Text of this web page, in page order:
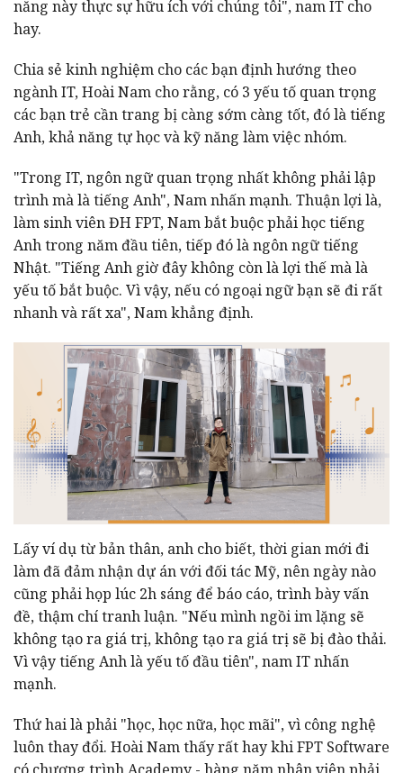
năng này thực sự hữu ích với chúng tôi", nam IT cho
hay.
Chia sẻ kinh nghiệm cho các bạn định hướng theo
ngành IT, Hoài Nam cho rằng, có 3 yếu tố quan trọng
các bạn trẻ cần trang bị càng sớm càng tốt, đó là tiếng
Anh, khả năng tự học và kỹ năng làm việc nhóm.
"Trong IT, ngôn ngữ quan trọng nhất không phải lập
trình mà là tiếng Anh", Nam nhấn mạnh. Thuận lợi là,
làm sinh viên ĐH FPT, Nam bắt buộc phải học tiếng
Anh trong năm đầu tiên, tiếp đó là ngôn ngữ tiếng
Nhật. "Tiếng Anh giờ đây không còn là lợi thế mà là
yếu tố bắt buộc. Vì vậy, nếu có ngoại ngữ bạn sẽ đi rất
nhanh và rất xa", Nam khẳng định.
Lấy ví dụ từ bản thân, anh cho biết, thời gian mới đi
làm đã đảm nhận dự án với đối tác Mỹ, nên ngày nào
cũng phải họp lúc 2h sáng để báo cáo, trình bày vấn
đề, thậm chí tranh luận. "Nếu mình ngồi im lặng sẽ
không tạo ra giá trị, không tạo ra giá trị sẽ bị đào thải.
Vì vậy tiếng Anh là yếu tố đầu tiên", nam IT nhấn
mạnh.
Thứ hai là phải "học, học nữa, học mãi", vì công nghệ
luôn thay đổi. Hoài Nam thấy rất hay khi FPT Software